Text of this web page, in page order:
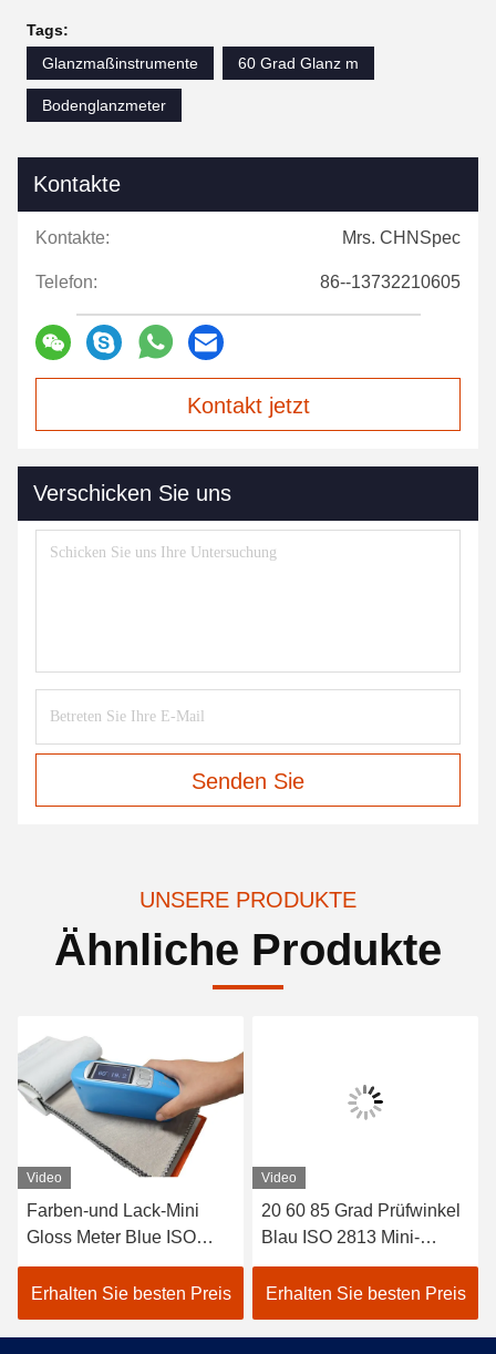
Tags:
Glanzmaßinstrumente
60 Grad Glanz m
Bodenglanzmeter
Kontakte
Kontakte: Mrs. CHNSpec
Telefon: 86--13732210605
Kontakt jetzt
Verschicken Sie uns
Senden Sie
UNSERE PRODUKTE
Ähnliche Produkte
Video
Farben-und Lack-Mini
Gloss Meter Blue ISO
2813 20° 60° 85°
Standard des Test-Winkel-
JJG 696
Erhalten Sie besten Preis
Video
20 60 85 Grad Prüfwinkel
Blau ISO 2813 Mini-
Glanzmessgerät Farben
und Lacke CS-380
Erhalten Sie besten Preis